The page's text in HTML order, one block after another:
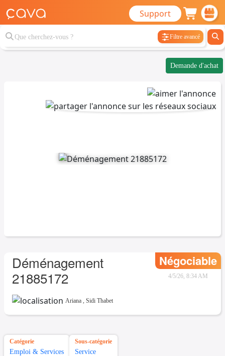
Support
Filtre avancé
Demande d'achat
Déménagement
21885172
Négociable
4/5/26, 8:34 AM
Ariana , Sidi Thabet
Catégorie
Emploi & Services
Sous-catégorie
Service